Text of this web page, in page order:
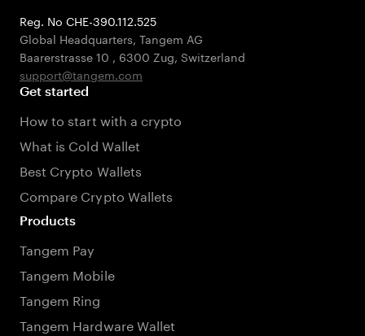
Reg. No CHE-390.112.525
Global Headquarters, Tangem AG
Baarerstrasse 10 , 6300 Zug, Switzerland
support@tangem.com
Get started
How to start with a crypto
What is Cold Wallet
Best Crypto Wallets
Compare Crypto Wallets
Products
Tangem Pay
Tangem Mobile
Tangem Ring
Tangem Hardware Wallet